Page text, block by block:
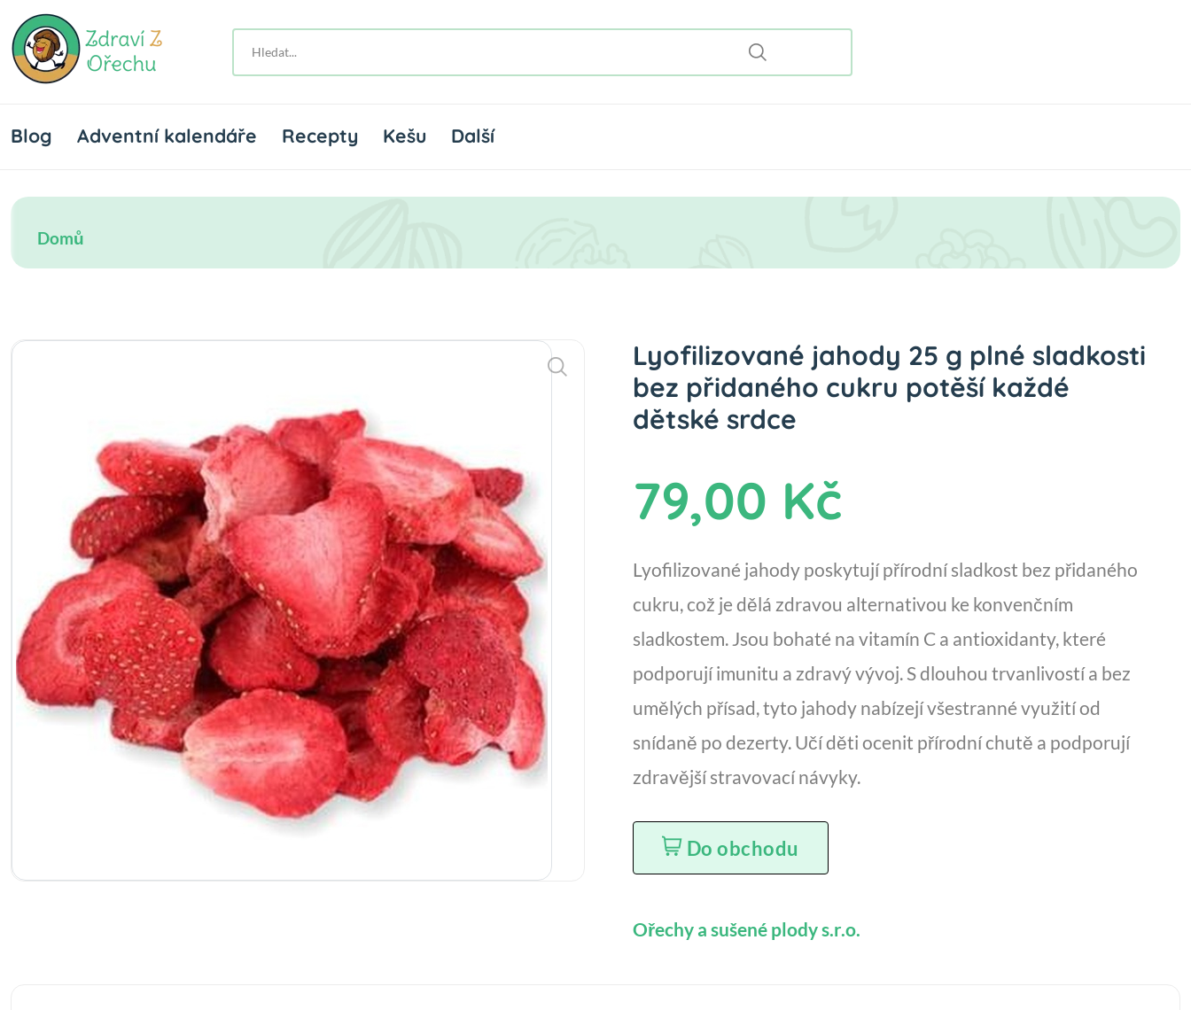
Blog Adventní kalendáře Recepty Kešu Další
Domů
Lyofilizované jahody 25 g plné sladkosti
bez přidaného cukru potěší každé
dětské srdce
79,00 Kč
Lyofilizované jahody poskytují přírodní sladkost bez přidaného
cukru, což je dělá zdravou alternativou ke konvenčním
sladkostem. Jsou bohaté na vitamín C a antioxidanty, které
podporují imunitu a zdravý vývoj. S dlouhou trvanlivostí a bez
umělých přísad, tyto jahody nabízejí všestranné využití od
snídaně po dezerty. Učí děti ocenit přírodní chutě a podporují
zdravější stravovací návyky.
Do obchodu
Ořechy a sušené plody s.r.o.